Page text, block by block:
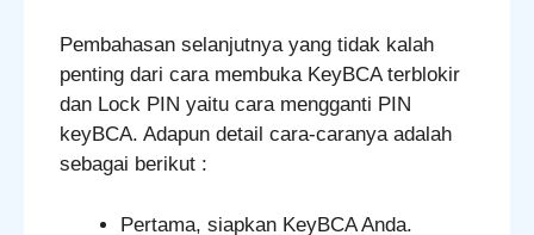
Pembahasan selanjutnya yang tidak kalah
penting dari cara membuka KeyBCA terblokir
dan Lock PIN yaitu cara mengganti PIN
keyBCA. Adapun detail cara-caranya adalah
sebagai berikut :
Pertama, siapkan KeyBCA Anda.